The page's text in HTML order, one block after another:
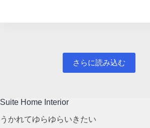
さらに読み込む
Suite Home Interior
うかれてゆらゆらいきたい